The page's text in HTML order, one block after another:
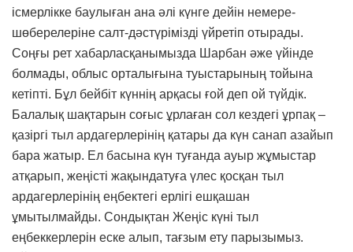
ісмерлікке баулыған ана әлі күнге дейін немере-
шөберелеріне салт-дәстүрімізді үйретіп отырады.
Соңғы рет хабарласқанымызда Шарбан әже үйінде
болмады, облыс орталығына туыстарының тойына
кетіпті. Бұл бейбіт күннің арқасы ғой деп ой түйдік.
Балалық шақтарын соғыс ұрлаған сол кездегі ұрпақ –
қазіргі тыл ардагерлерінің қатары да күн санап азайып
бара жатыр. Ел басына күн туғанда ауыр жұмыстар
атқарып, жеңісті жақындатуға үлес қосқан тыл
ардагерлерінің еңбектегі ерлігі ешқашан
ұмытылмайды. Сондықтан Жеңіс күні тыл
еңбеккерлерін еске алып, тағзым ету парызымыз.